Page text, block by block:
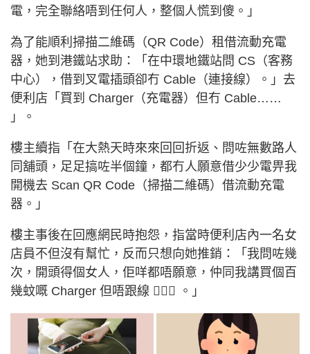
電，完全聯絡唔到任何人，整個人慌到傻。」
為了能順利掃描二維碼（QR Code）租借流動充電
器，她到港鐵站求助：「在中環地鐵站問 CS（客務
中心），借到叉電插頭卻冇 Cable（連接線）。」去
便利店「買到 Charger（充電器）但冇 Cable……
」。
樓主續指「在大熱天時來來回回折返、問咗無數路人
同舖頭，足足搞咗半個鐘，都冇人願意借少少電畀我
開機去 Scan QR Code（掃描二維碼）借流動充電
器。」
樓主事後在回應網民時抱怨，指當時便利店內一名女
店員不但沒有幫忙，反而只想向她推銷：「我問咗幾
次，開頭得個女人，佢咩都唔願意，仲同我講買個百
幾蚊嘅 Charger 但唔跟線 🤦🏻‍♀️ 。」